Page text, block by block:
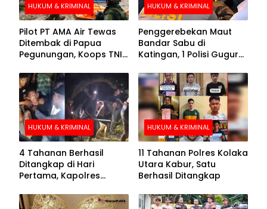
HUKUM & KRIMINAL
Pilot PT AMA Air Tewas
Ditembak di Papua
Pegunungan, Koops TNI
Evakuasi Jenazah
Korban
HUKUM & KRIMINAL
Penggerebekan Maut
Bandar Sabu di
Katingan, 1 Polisi Gugur
HUKUM & KRIMINAL
4 Tahanan Berhasil
Ditangkap di Hari
Pertama, Kapolres
Buronan Segera
HUKUM & KRIMINAL
11 Tahanan Polres Kolaka
Utara Kabur, Satu
Berhasil Ditangkap